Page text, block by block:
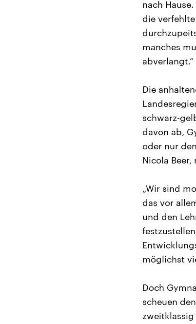
nach
die
manches
abverlangt.“
Die
schwarz-
davon ab,
oder nur
Nicola
„Wir sind
das vor
und den
möglichst
Doch
scheuen